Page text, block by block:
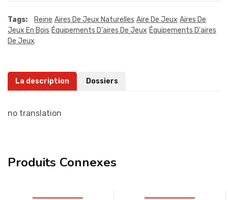
Tags: Reine Aires De Jeux Naturelles Aire De Jeux Aires De
Jeux En Bois Équipements D'aires De Jeux Équipements D'aires
De Jeux
La description Dossiers
no translation
Produits Connexes